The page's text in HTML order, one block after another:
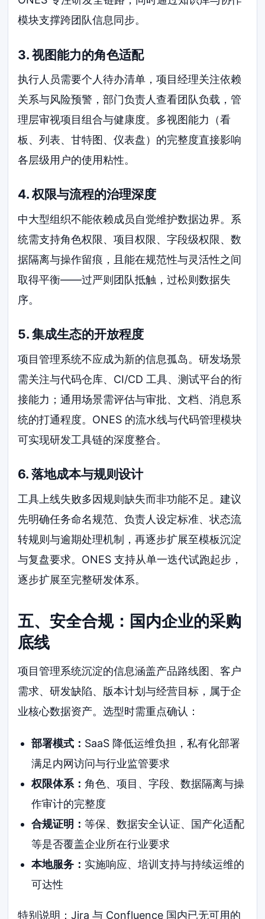
模块支撑跨团队信息同步。
3. 视图能力的角色适配
执行人员需要个人待办清单，项目经理关注依赖
关系与风险预警，部门负责人查看团队负载，管
理层审视项目组合与健康度。多视图能力（看
板、列表、甘特图、仪表盘）的完整度直接影响
各层级用户的使用粘性。
4. 权限与流程的治理深度
中大型组织不能依赖成员自觉维护数据边界。系
统需支持角色权限、项目权限、字段级权限、数
据隔离与操作留痕，且能在规范性与灵活性之间
取得平衡——过严则团队抵触，过松则数据失
序。
5. 集成生态的开放程度
项目管理系统不应成为新的信息孤岛。研发场景
需关注与代码仓库、CI/CD 工具、测试平台的衔
接能力；通用场景需评估与审批、文档、消息系
统的打通程度。ONES 的流水线与代码管理模块
可实现研发工具链的深度整合。
6. 落地成本与规则设计
工具上线失败多因规则缺失而非功能不足。建议
先明确任务命名规范、负责人设定标准、状态流
转规则与逾期处理机制，再逐步扩展至模板沉淀
与复盘要求。ONES 支持从单一迭代试跑起步，
逐步扩展至完整研发体系。
五、安全合规：国内企业的采购
底线
项目管理系统沉淀的信息涵盖产品路线图、客户
需求、研发缺陷、版本计划与经营目标，属于企
业核心数据资产。选型时需重点确认：
部署模式： SaaS 降低运维负担，私有化部署
满足内网访问与行业监管要求
权限体系： 角色、项目、字段、数据隔离与操
作审计的完整度
合规证明： 等保、数据安全认证、国产化适配
等是否覆盖企业所在行业要求
本地服务： 实施响应、培训支持与持续运维的
可达性
特别说明：Jira 与 Confluence 国内已无可用的